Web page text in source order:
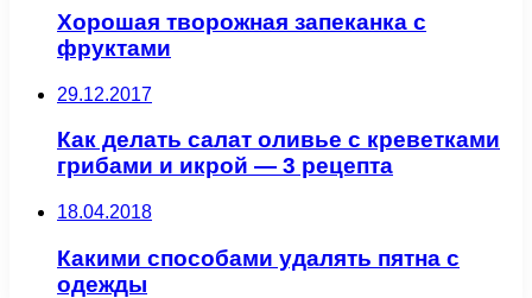
Хорошая творожная запеканка с
фруктами
29.12.2017
Как делать салат оливье с креветками
грибами и икрой — 3 рецепта
18.04.2018
Какими способами удалять пятна с
одежды